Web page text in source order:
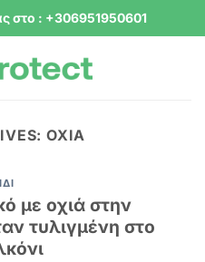
στο : +306951950601
ΟΧΙΆ
με οχιά στην
τυλιγμένη στο